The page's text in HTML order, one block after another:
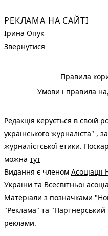
РЕКЛАМА НА САЙТІ
Ірина Опук
Звернутися
Правила
Умови і правила
Редакція керується в своїй
українського журналіста" ,
журналістської етики.
можна тут
Видання є членом Асоціації
України та Всесвітньої
Матеріали з позначками
"Реклама" та "Партнерський
реклами.